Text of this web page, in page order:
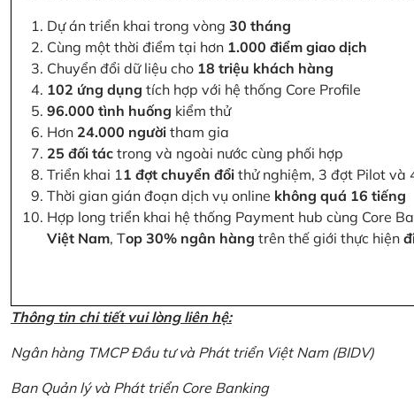
Dự án triển khai trong vòng 30 tháng
Cùng một thời điểm tại hơn 1.000 điểm giao dịch
Chuyển đổi dữ liệu cho 18 triệu khách hàng
102 ứng dụng tích hợp với hệ thống Core Profile
96.000 tình huống kiểm thử
Hơn 24.000 người tham gia
25 đối tác trong và ngoài nước cùng phối hợp
Triển khai 11 đợt chuyển đổi thử nghiệm, 3 đợt Pilot và
Thời gian gián đoạn dịch vụ online không quá 16 tiếng
Hợp long triển khai hệ thống Payment hub cùng Core
Việt Nam, Top 30% ngân hàng trên thế giới thực hiện
Thông tin chi tiết vui lòng liên hệ:
Ngân hàng TMCP Đầu tư và Phát triển Việt Nam (BIDV)
Ban Quản lý và Phát triển Core Banking